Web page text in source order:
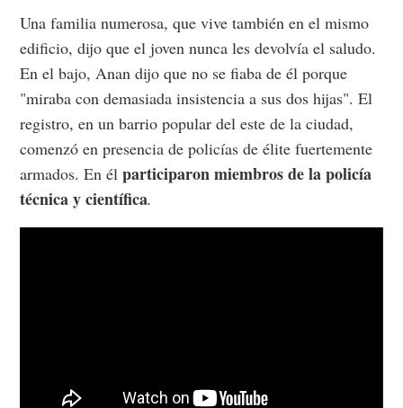
Una familia numerosa, que vive también en el mismo
edificio, dijo que el joven nunca les devolvía el saludo.
En el bajo, Anan dijo que no se fiaba de él porque
"miraba con demasiada insistencia a sus dos hijas". El
registro, en un barrio popular del este de la ciudad,
comenzó en presencia de policías de élite fuertemente
armados. En élparticiparon miembros de la policía
técnica y científica.